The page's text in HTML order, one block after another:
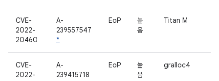
CVE-
2022-
20460
A-
239557547
*
EoP
높
음
Titan M
CVE-
2022-
A-
239415718
EoP
높
음
gralloc4